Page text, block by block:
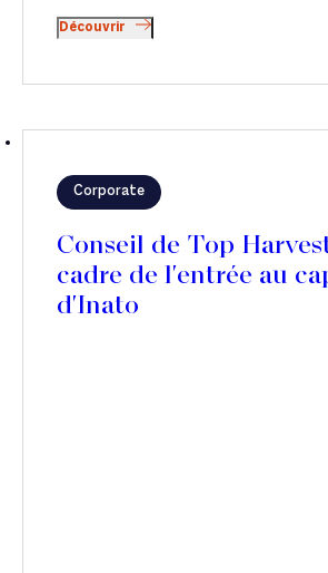
Découvrir
Corporate
Conseil de Top
cadre de l'entrée au
d'Inato